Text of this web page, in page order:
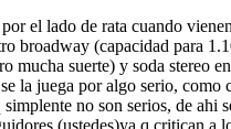
el lado de rata cuando
broadway (capacidad para
mucha suerte) y soda stereo
la juega por algo serio, como
no son serios, de ahi